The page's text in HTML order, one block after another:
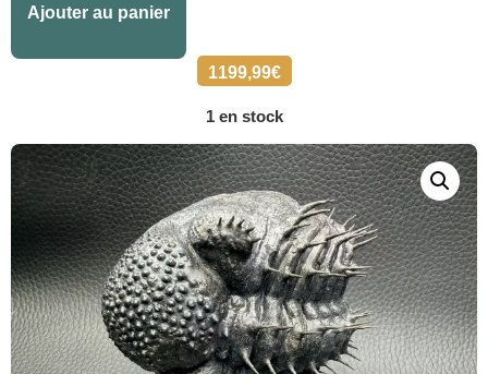
1199,99€
1 en stock
Ajouter au panier